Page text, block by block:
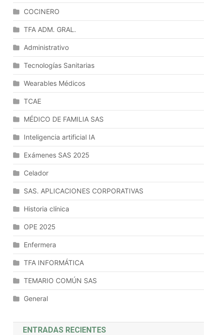
COCINERO
TFA ADM. GRAL.
Administrativo
Tecnologías Sanitarias
Wearables Médicos
TCAE
MÉDICO DE FAMILIA SAS
Inteligencia artificial IA
Exámenes SAS 2025
Celador
SAS. APLICACIONES CORPORATIVAS
Historia clínica
OPE 2025
Enfermera
TFA INFORMÁTICA
TEMARIO COMÚN SAS
General
ENTRADAS RECIENTES